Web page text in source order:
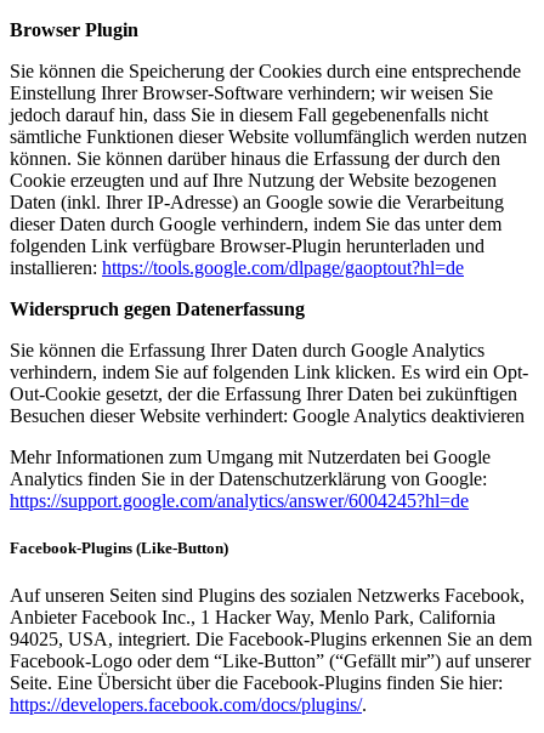
Browser Plugin
Sie können die Speicherung der Cookies durch eine entsprechende
Einstellung Ihrer Browser-Software verhindern; wir weisen Sie
jedoch darauf hin, dass Sie in diesem Fall gegebenenfalls nicht
sämtliche Funktionen dieser Website vollumfänglich werden nutzen
können. Sie können darüber hinaus die Erfassung der durch den
Cookie erzeugten und auf Ihre Nutzung der Website bezogenen
Daten (inkl. Ihrer IP-Adresse) an Google sowie die Verarbeitung
dieser Daten durch Google verhindern, indem Sie das unter dem
folgenden Link verfügbare Browser-Plugin herunterladen und
installieren: https://tools.google.com/dlpage/gaoptout?hl=de
Widerspruch gegen Datenerfassung
Sie können die Erfassung Ihrer Daten durch Google Analytics
verhindern, indem Sie auf folgenden Link klicken. Es wird ein Opt-
Out-Cookie gesetzt, der die Erfassung Ihrer Daten bei zukünftigen
Besuchen dieser Website verhindert: Google Analytics deaktivieren
Mehr Informationen zum Umgang mit Nutzerdaten bei Google
Analytics finden Sie in der Datenschutzerklärung von Google:
https://support.google.com/analytics/answer/6004245?hl=de
Facebook-Plugins (Like-Button)
Auf unseren Seiten sind Plugins des sozialen Netzwerks Facebook,
Anbieter Facebook Inc., 1 Hacker Way, Menlo Park, California
94025, USA, integriert. Die Facebook-Plugins erkennen Sie an dem
Facebook-Logo oder dem “Like-Button” (“Gefällt mir”) auf unserer
Seite. Eine Übersicht über die Facebook-Plugins finden Sie hier:
https://developers.facebook.com/docs/plugins/.